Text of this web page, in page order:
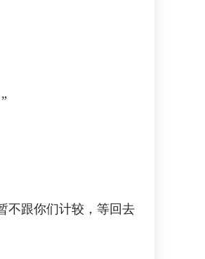
不跟你们计较，等回去